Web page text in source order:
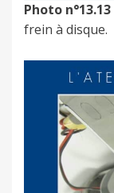
Photo n°13.13
frein à disque.